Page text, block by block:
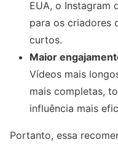
EUA, o Instagram
para os criadores
curtos.
Maior
Vídeos mais
mais completas,
influência mais
Portanto, essa